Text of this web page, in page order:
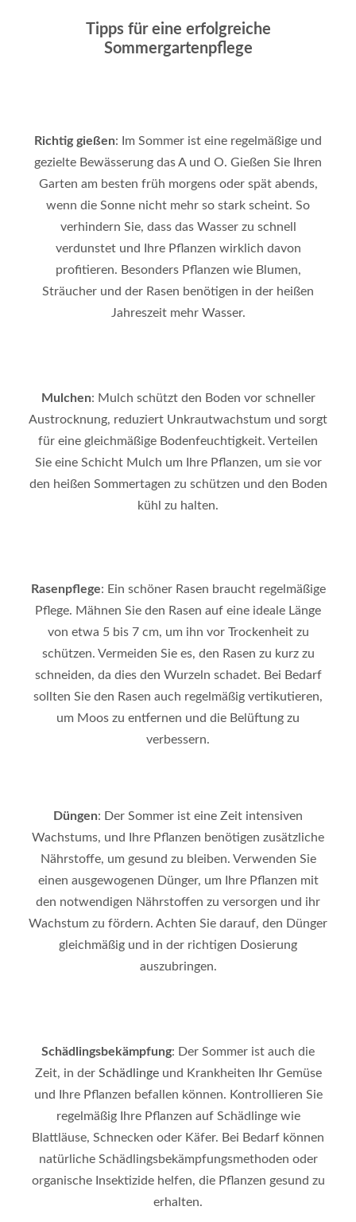
Tipps für eine erfolgreiche
Sommergartenpflege
Richtig gießen: Im Sommer ist eine regelmäßige und
gezielte Bewässerung das A und O. Gießen Sie Ihren
Garten am besten früh morgens oder spät abends,
wenn die Sonne nicht mehr so stark scheint. So
verhindern Sie, dass das Wasser zu schnell
verdunstet und Ihre Pflanzen wirklich davon
profitieren. Besonders Pflanzen wie Blumen,
Sträucher und der Rasen benötigen in der heißen
Jahreszeit mehr Wasser.
Mulchen: Mulch schützt den Boden vor schneller
Austrocknung, reduziert Unkrautwachstum und sorgt
für eine gleichmäßige Bodenfeuchtigkeit. Verteilen
Sie eine Schicht Mulch um Ihre Pflanzen, um sie vor
den heißen Sommertagen zu schützen und den Boden
kühl zu halten.
Rasenpflege: Ein schöner Rasen braucht regelmäßige
Pflege. Mähnen Sie den Rasen auf eine ideale Länge
von etwa 5 bis 7 cm, um ihn vor Trockenheit zu
schützen. Vermeiden Sie es, den Rasen zu kurz zu
schneiden, da dies den Wurzeln schadet. Bei Bedarf
sollten Sie den Rasen auch regelmäßig vertikutieren,
um Moos zu entfernen und die Belüftung zu
verbessern.
Düngen: Der Sommer ist eine Zeit intensiven
Wachstums, und Ihre Pflanzen benötigen zusätzliche
Nährstoffe, um gesund zu bleiben. Verwenden Sie
einen ausgewogenen Dünger, um Ihre Pflanzen mit
den notwendigen Nährstoffen zu versorgen und ihr
Wachstum zu fördern. Achten Sie darauf, den Dünger
gleichmäßig und in der richtigen Dosierung
auszubringen.
Schädlingsbekämpfung: Der Sommer ist auch die
Zeit, in der Schädlingeund Krankheiten Ihr Gemüse
und Ihre Pflanzen befallen können. Kontrollieren Sie
regelmäßig Ihre Pflanzen auf Schädlinge wie
Blattläuse, Schnecken oder Käfer. Bei Bedarf können
natürliche Schädlingsbekämpfungsmethoden oder
organische Insektizide helfen, die Pflanzen gesund zu
erhalten.